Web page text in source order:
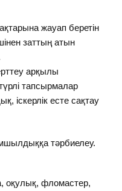
жауап беретін
заттың атын
арқылы
тапсырмалар
іскерлік есте сақтау
тәрбиелеу.
оқулық, фломастер,